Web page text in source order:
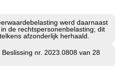
werd daarnaast
de rechtspersonenbelasting; dit
afzonderlijk herhaald.
nr. 2023.0808 van 28